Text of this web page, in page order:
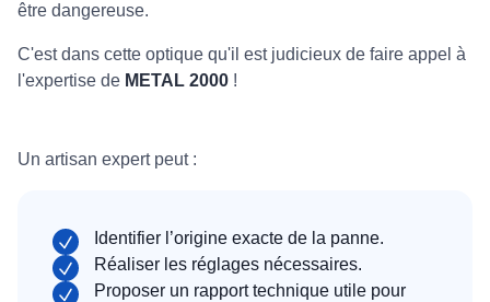
être dangereuse.
C'est dans cette optique qu'il est judicieux de faire appel à
l'expertise de METAL 2000 !
Un artisan expert peut :
Identifier l’origine exacte de la panne.
Réaliser les réglages nécessaires.
Proposer un rapport technique utile pour